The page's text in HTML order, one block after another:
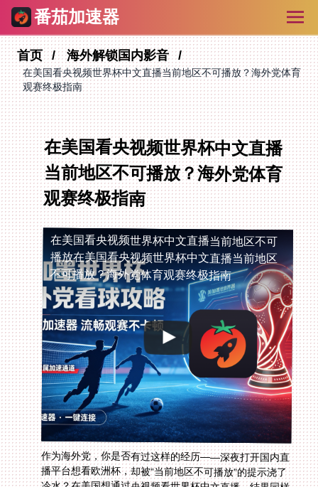
番茄加速器
首页 海外解锁国内影音
在美国看央视频世界杯中文直播当前地区不可播放？海外党体育
观赛终极指南
在美国看央视频世界杯中文直播
当前地区不可播放？海外党体育
观赛终极指南
在美国看央视频世界杯中文直播当前地区不可
播放在美国看央视频世界杯中文直播当前地区
不可播放？海外党体育观赛终极指南
作为海外党，你是否有过这样的经历——深夜打开国内直
播平台想看欧洲杯，却被“当前地区不可播放”的提示浇了
冷水？在美国想通过央视频看世界杯中文直播，结果同样
碰壁；在韩国刷B站的世界杯直播，屏幕上还是那行熟悉
的限制文字；甚至在香港，偶尔也会遇到世界杯无法播放
的情况。这些问题的根源，都是版权方的地域限制——国
内体育赛事直播通常只授权给内地用户观看。而解决这一
切的关键，就是选择一款靠谱的回国加速器。今天这篇指